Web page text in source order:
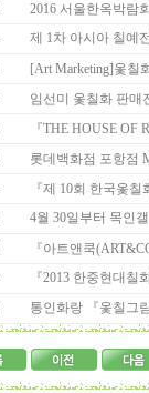
2016 서울한옥박람
제 1차 아시아 칠예
[Art Marketing]옻칠
임선미 옻칠화 판매
『THE HOUSE
롯데백화점 포항점
『제 10회 한국옻
4월 30일부터 목인
『아트앤쿡
『2013 한중현대칠
통인화랑 『옻칠그